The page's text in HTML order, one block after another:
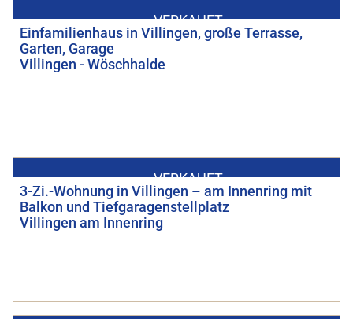
VERKAUFT
Einfamilienhaus in Villingen, große Terrasse,
Garten, Garage
Villingen - Wöschhalde
VERKAUFT
3-Zi.-Wohnung in Villingen – am Innenring mit
Balkon und Tiefgaragenstellplatz
Villingen am Innenring